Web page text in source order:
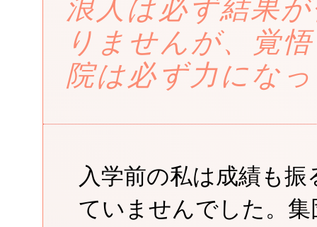
浪人は必ず結果
りませんが、覚
院は必ず力にな
入学前の私は成績も
ていませんでした。